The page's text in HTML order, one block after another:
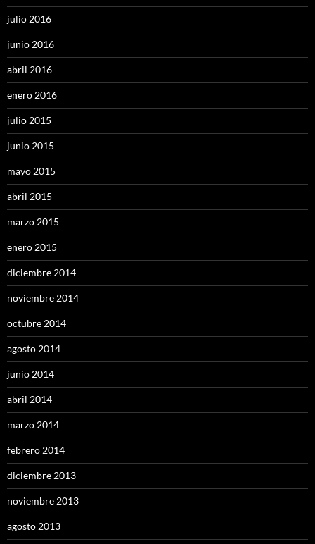
julio 2016
junio 2016
abril 2016
enero 2016
julio 2015
junio 2015
mayo 2015
abril 2015
marzo 2015
enero 2015
diciembre 2014
noviembre 2014
octubre 2014
agosto 2014
junio 2014
abril 2014
marzo 2014
febrero 2014
diciembre 2013
noviembre 2013
agosto 2013